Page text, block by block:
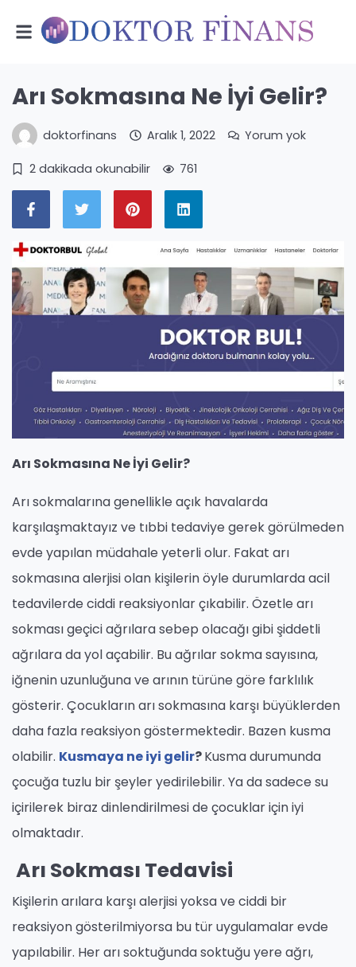
Arı Sokmasına Ne İyi Gelir?
doktorfinans Aralık 1, 2022 Yorum yok
2 dakikada okunabilir 761
Arı Sokmasına Ne İyi Gelir?
Arı sokmalarına genellikle açık havalarda
karşılaşmaktayız ve tıbbi tedaviye gerek görülmeden
evde yapılan müdahale yeterli olur. Fakat arı
sokmasına alerjisi olan kişilerin öyle durumlarda acil
tedavilerde ciddi reaksiyonlar çıkabilir. Özetle arı
sokması geçici ağrılara sebep olacağı gibi şiddetli
ağrılara da yol açabilir. Bu ağrılar sokma sayısına,
iğnenin uzunluğuna ve arının türüne göre farklılık
gösterir. Çocukların arı sokmasına karşı büyüklerden
daha fazla reaksiyon göstermektedir. Bazen kusma
olabilir. Kusmaya ne iyi gelir?Kusma durumunda
çocuğa tuzlu bir şeyler yedirilebilir. Ya da sadece su
içirilerek biraz dinlendirilmesi de çocuklar için iyi
olmaktadır.
Arı Sokması Tedavisi
Kişilerin arılara karşı alerjisi yoksa ve ciddi bir
reaksiyon gösterilmiyorsa bu tür uygulamalar evde
yapılabilir. Her arı soktuğunda soktuğu yere ağrı,